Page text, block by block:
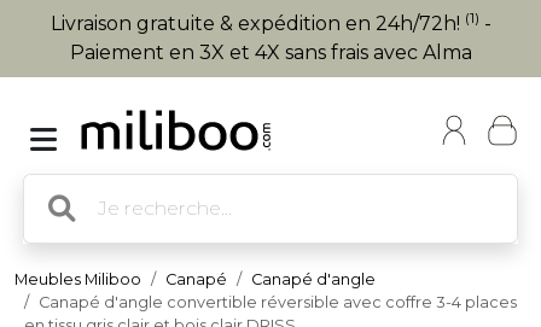
Livraison gratuite & expédition en 24h/72h! (1) -
Paiement en 3X et 4X sans frais avec Alma
Meubles Miliboo Canapé
Canapé d'angle
Canapé d'angle convertible réversible avec coffre 3-4 places